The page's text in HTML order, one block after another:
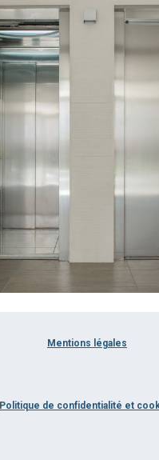
Mentions légales
Politique de confidentialité et